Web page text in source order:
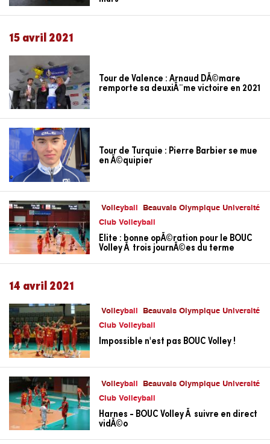
15 avril 2021
Tour de Valence : Arnaud DÃ©mare
remporte sa deuxiÃ¨me victoire en 2021
Tour de Turquie : Pierre Barbier se mue
en Ã©quipier
Volleyball
Beauvais Olympique Université
Club Volleyball
Elite : bonne opÃ©ration pour le BOUC
Volley Ã trois journÃ©es du terme
14 avril 2021
Volleyball
Beauvais Olympique Université
Club Volleyball
Impossible n'est pas BOUC Volley !
Volleyball
Beauvais Olympique Université
Club Volleyball
Harnes - BOUC Volley Ã suivre en direct
vidÃ©o